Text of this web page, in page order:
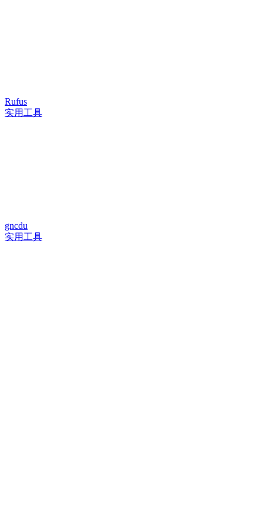
Rufus
实用工具
gncdu
实用工具